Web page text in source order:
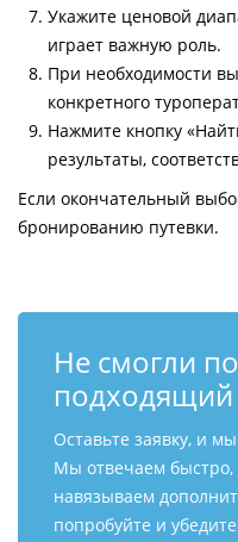
Укажите ценовой
играет важную роль.
При необходимости
конкретного
Нажмите кнопку
результаты,
Если окончательный
бронированию путевки.
Не смогли
подходящий
Оставьте заявку, и
Мы отвечаем
навязываем
попробуйте и